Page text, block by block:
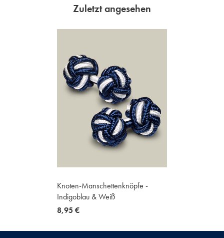
Zuletzt angesehen
Knoten-Manschettenknöpfe -
Indigoblau & Weiß
now
€
8,95 €